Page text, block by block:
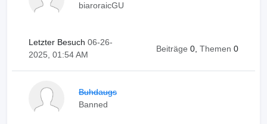
biaroraicGU
Letzter Besuch 06-26-
2025, 01:54 AM
Beiträge 0, Themen 0
Buhdaugs
Banned